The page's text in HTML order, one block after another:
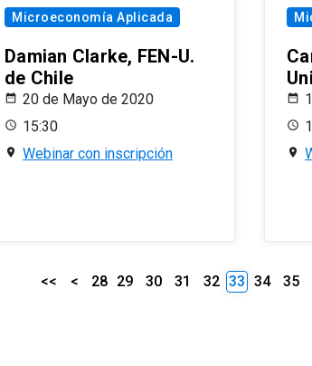
Microeconomía Aplicada
Damian Clarke, FEN-U.
de Chile
20 de Mayo de 2020
15:30
Webinar con inscripción
<< < 28 29 30 31 32 33 34 35